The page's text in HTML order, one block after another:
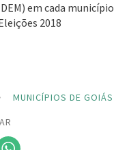
em cada município
2018
MUNICÍPIOS DE GOIÁS